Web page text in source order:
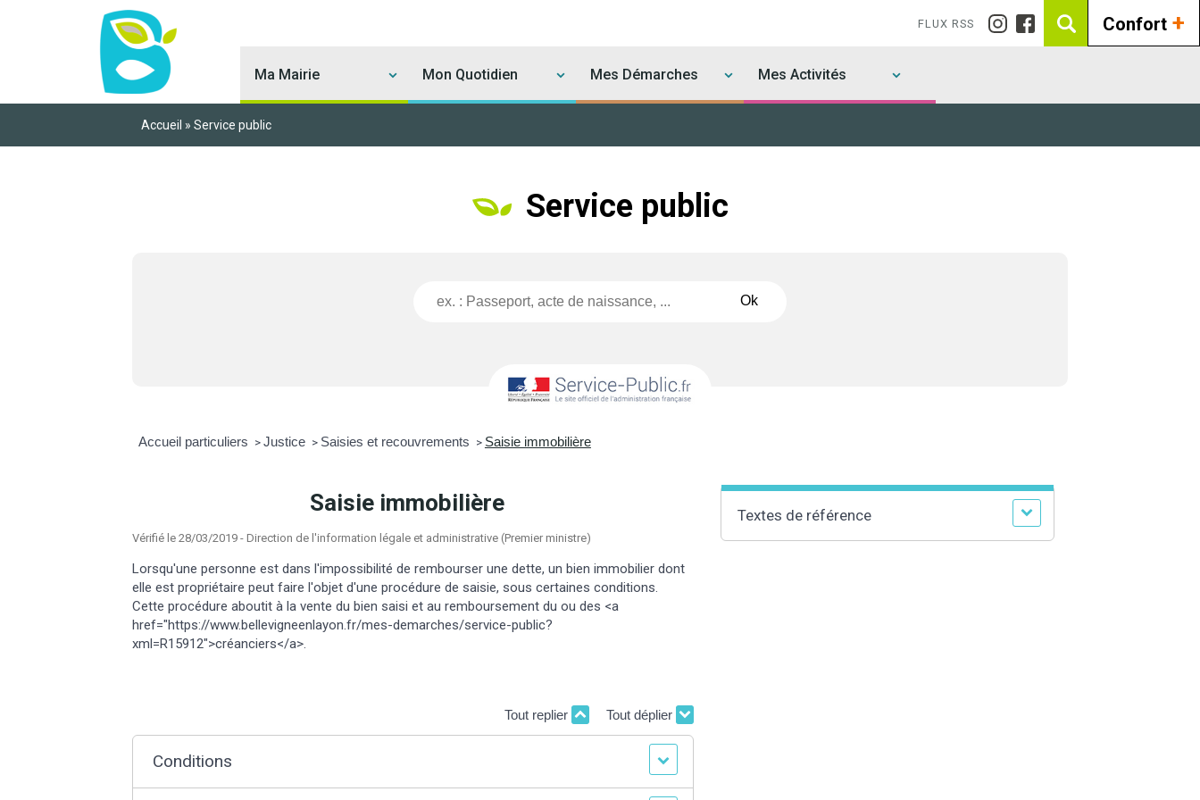
Confort +
FLUX RSS
Ma Mairie Mon Quotidien Mes Démarches Mes Activités
Accueil » Service public
Service public
Accueil particuliers > Justice > Saisies et recouvrements > Saisie immobilière
Saisie immobilière
Vérifié le 28/03/2019 - Direction de l'information légale et administrative (Premier ministre)
Lorsqu'une personne est dans l'impossibilité de rembourser une dette, un bien immobilier dont
elle est propriétaire peut faire l'objet d'une procédure de saisie, sous certaines conditions.
Cette procédure aboutit à la vente du bien saisi et au remboursement du ou des <a
href="https://www.bellevigneenlayon.fr/mes-demarches/service-public?
xml=R15912">créanciers</a>.
Tout replier Tout déplier
Conditions
Textes de référence